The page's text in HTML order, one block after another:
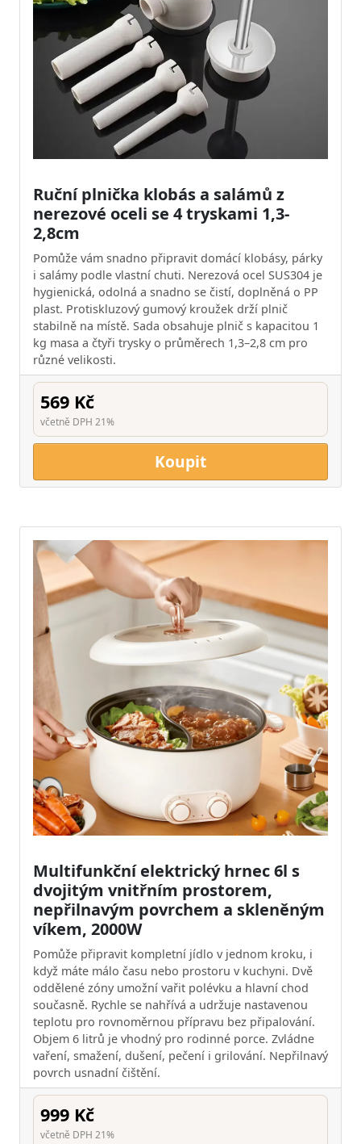
Ruční plnička klobás a salámů z
nerezové oceli se 4 tryskami 1,3-
2,8cm
Pomůže vám snadno připravit domácí klobásy, párky
i salámy podle vlastní chuti. Nerezová ocel SUS304 je
hygienická, odolná a snadno se čistí, doplněná o PP
plast. Protiskluzový gumový kroužek drží plnič
stabilně na místě. Sada obsahuje plnič s kapacitou 1
kg masa a čtyři trysky o průměrech 1,3–2,8 cm pro
různé velikosti.
569 Kč
včetně DPH 21%
Koupit
Multifunkční elektrický hrnec 6l s
dvojitým vnitřním prostorem,
nepřilnavým povrchem a skleněným
víkem, 2000W
Pomůže připravit kompletní jídlo v jednom kroku, i
když máte málo času nebo prostoru v kuchyni. Dvě
oddělené zóny umožní vařit polévku a hlavní chod
současně. Rychle se nahřívá a udržuje nastavenou
teplotu pro rovnoměrnou přípravu bez připalování.
Objem 6 litrů je vhodný pro rodinné porce. Zvládne
vaření, smažení, dušení, pečení i grilování. Nepřilnavý
povrch usnadní čištění.
999 Kč
včetně DPH 21%